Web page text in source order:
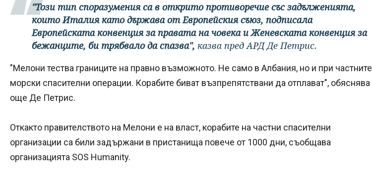
"Този тип споразумения са в открито противоречие със задълженията,
които Италия като държава от Европейския съюз, подписала
Европейската конвенция за правата на човека и Женевската конвенция за
бежанците, би трябвало да спазва", казва пред АРД Де Петрис.
"Мелони тества границите на правно възможното. Не само в Албания, но и при частните
морски спасителни операции. Корабите биват възпрепятствани да отплават", обяснява
още Де Петрис.
Откакто правителството на Мелони е на власт, корабите на частни спасителни
организации са били задържани в пристанища повече от 1000 дни, съобщава
организацията SOS Humanity.